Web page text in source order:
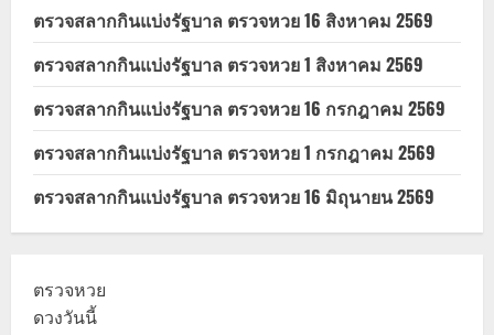
ตรวจสลากกินแบ่งรัฐบาล ตรวจหวย 16 สิงหาคม 2569
ตรวจสลากกินแบ่งรัฐบาล ตรวจหวย 1 สิงหาคม 2569
ตรวจสลากกินแบ่งรัฐบาล ตรวจหวย 16 กรกฎาคม 2569
ตรวจสลากกินแบ่งรัฐบาล ตรวจหวย 1 กรกฎาคม 2569
ตรวจสลากกินแบ่งรัฐบาล ตรวจหวย 16 มิถุนายน 2569
ตรวจหวย
ดวงวันนี้